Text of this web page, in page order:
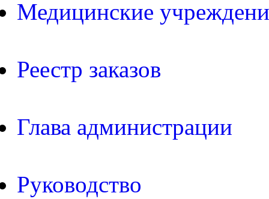
Медицинские
Реестр заказов
Глава администрации
Руководство